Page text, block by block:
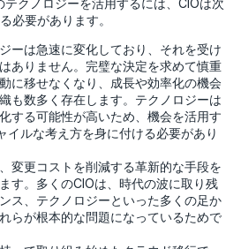
必要があります。
ーは急速に変化しており、それを受け
ありません。完璧な決定を求めて慎重
に移せなくなり、成長や効率化の機会
も数多く存在します。テクノロジーは
する可能性が高いため、機会を活用す
イルな考え方を身に付ける必要があり
変更コストを削減する革新的な手段を
す。多くのCIOは、時代の波に取り残
ス、テクノロジーといった多くの足か
らが根本的な問題になっているためで